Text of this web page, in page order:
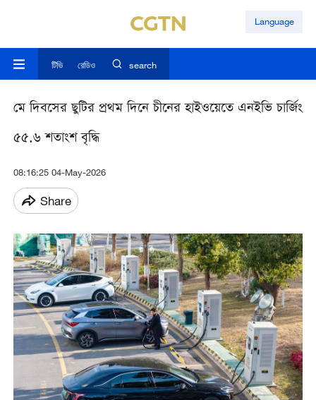
Language
টিভি রেডিও search
মে দিবসের ছুটির প্রথম দিনে চীনের হাইওয়েতে এনইভি চার্জিং
৫৫.৬ শতাংশ বৃদ্ধি
08:16:25 04-May-2026
Share